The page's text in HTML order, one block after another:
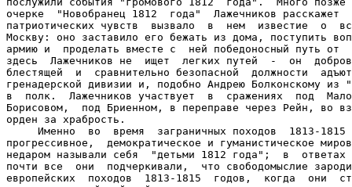
очерке  "Новобранец 1812  года"  Лажечников
патриотических чувств  вызвало  в  нем  известие  о
Москву: оно заставило его бежать из дома, поступить
армию и  проделать вместе с  ней победоносный путь
здесь  Лажечников не  ищет  легких путей  -  он
блестящей  и  сравнительно безопасной  должности
гренадерской дивизии и, подобно Андрею Болконскому
в  полк.  Лажечников участвует  в  сражениях  под
Борисовом,  под Бриенном, в переправе через Рейн, во
орден за храбрость.
Именно  во  время  заграничных походов  1813-1815
прогрессивное,  демократическое и гуманистическое
недаром называли себя  "детьми 1812 года";  в  ответах
почти все  они  подчеркивали,  что свободомыслие
европейских  походов  1813-1815  годов,  когда  они